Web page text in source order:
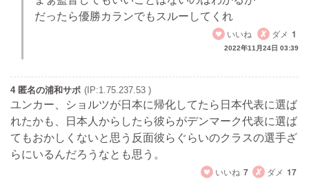
だったら優勝カランでもスルーしてくれ
いいね
ダメ 1
2022年11月24日 03:39
4 匿名の浦和サポ (IP:1.75.237.53 )
ユンカー、ショルツが日本に帰化してたら日本代表に選ば
れたかも、日本人からしたら彼らがデンマーク代表に選ば
てもおかしくないと思う反面彼らぐらいのクラスの選手ざ
らにいるんだろうなとも思う。
いいね 7 ダメ 17